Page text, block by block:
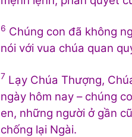
6 Chúng con đã không
nói với vua chúa quan
7 Lạy Chúa Thượng,
ngày hôm nay – chúng
en, những người ở gần
chống lại Ngài.